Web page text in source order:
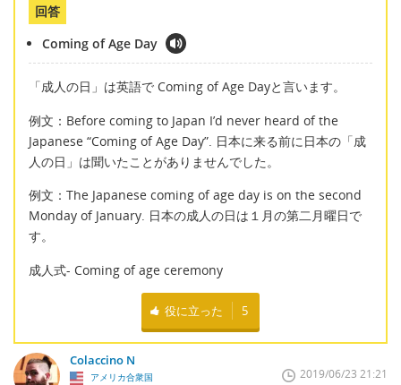
回答
Coming of Age Day
「成人の日」は英語で Coming of Age Dayと言います。
例文：Before coming to Japan I’d never heard of the
Japanese “Coming of Age Day”. 日本に来る前に日本の「成
人の日」は聞いたことがありませんでした。
例文：The Japanese coming of age day is on the second
Monday of January. 日本の成人の日は１月の第二月曜日で
す。
成人式- Coming of age ceremony
役に立った 5
Colaccino N
アメリカ合衆国 2019/06/23 21:21